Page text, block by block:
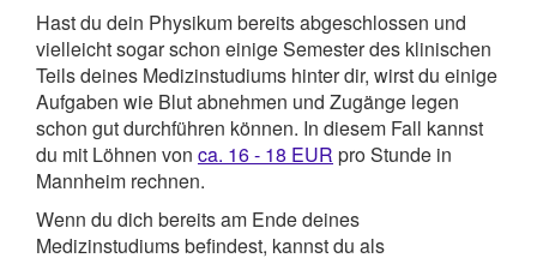
Hast du dein Physikum bereits abgeschlossen und
vielleicht sogar schon einige Semester des klinischen
Teils deines Medizinstudiums hinter dir, wirst du einige
Aufgaben wie Blut abnehmen und Zugänge legen
schon gut durchführen können. In diesem Fall kannst
du mit Löhnen von ca. 16 - 18 EUR pro Stunde in
Mannheim rechnen.
Wenn du dich bereits am Ende deines
Medizinstudiums befindest, kannst du als